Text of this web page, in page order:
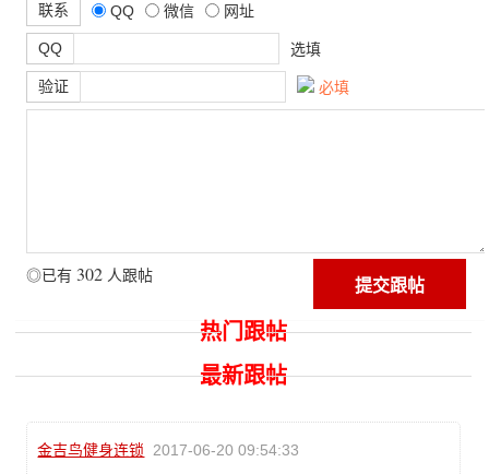
联系 QQ 微信 网址
QQ 选填
验证 必填
◎已有 302 人跟帖
热门跟帖
最新跟帖
金吉鸟健身连锁 2017-06-20 09:54:33